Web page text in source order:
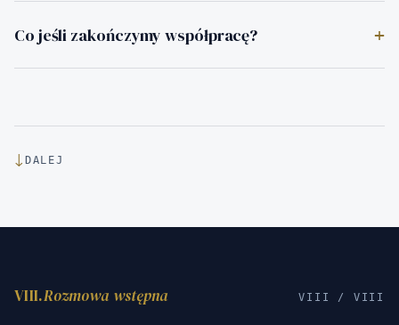
Co jeśli zakończymy współpracę? +
↓ DALEJ
VIII.Rozmowa wstępna VIII / VIII